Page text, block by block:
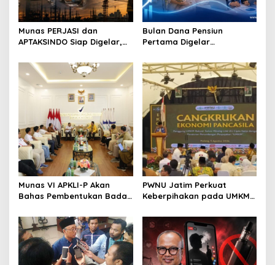
Munas PERJASI dan
APTAKSINDO Siap Digelar,
Revisi AD/ART
Bulan Dana Pensiun
Pertama Digelar
Perkuat Ekosistem Pensiun
Berkelanjutan
Munas VI APKLI-P Akan
Bahas Pembentukan Badan
Dinilai Penting Hadapi
Bonus Demografi
PWNU Jatim Perkuat
Keberpihakan pada UMKM